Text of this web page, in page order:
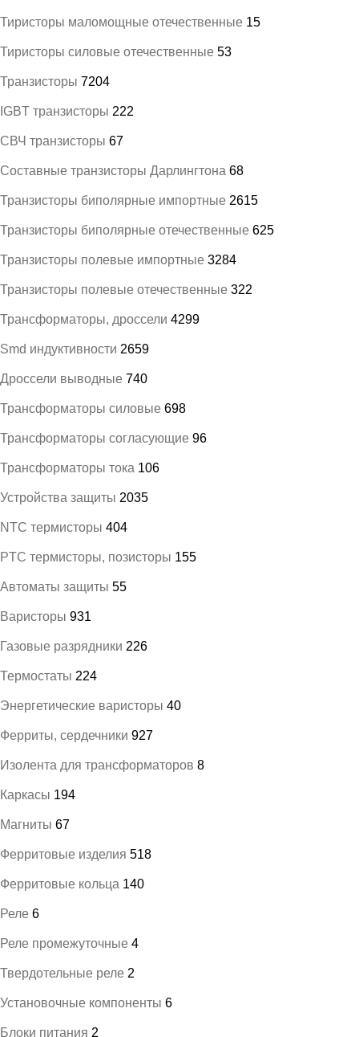
Тиристоры маломощные отечественные 15
Тиристоры силовые отечественные 53
Транзисторы 7204
IGBT транзисторы 222
СВЧ транзисторы 67
Составные транзисторы Дарлингтона 68
Транзисторы биполярные импортные 2615
Транзисторы биполярные отечественные 625
Транзисторы полевые импортные 3284
Транзисторы полевые отечественные 322
Трансформаторы, дроссели 4299
Smd индуктивности 2659
Дроссели выводные 740
Трансформаторы силовые 698
Трансформаторы согласующие 96
Трансформаторы тока 106
Устройства защиты 2035
NTC термисторы 404
PTC термисторы, позисторы 155
Автоматы защиты 55
Варисторы 931
Газовые разрядники 226
Термостаты 224
Энергетические варисторы 40
Ферриты, сердечники 927
Изолента для трансформаторов 8
Каркасы 194
Магниты 67
Ферритовые изделия 518
Ферритовые кольца 140
Реле 6
Реле промежуточные 4
Твердотельные реле 2
Установочные компоненты 6
Блоки питания 2